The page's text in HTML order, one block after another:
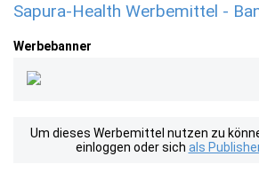
Sapura-Health Werbemittel -
Werbebanner
Um dieses Werbemittel nutzen zu
einloggen oder sich als